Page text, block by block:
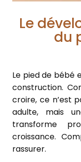
Le
du
Le pied de bébé
construction.
croire, ce n’est
adulte, mais
transforme
croissance.
rassurer.